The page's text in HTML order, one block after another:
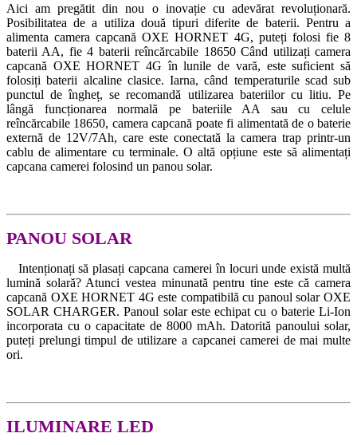
Aici am pregătit din nou o inovație cu adevărat revoluționară.
Posibilitatea de a utiliza două tipuri diferite de baterii. Pentru a
alimenta camera capcană OXE HORNET 4G, puteți folosi fie 8
baterii AA, fie 4 baterii reîncărcabile 18650 Când utilizați camera
capcană OXE HORNET 4G în lunile de vară, este suficient să
folosiți baterii alcaline clasice. Iarna, când temperaturile scad sub
punctul de îngheț, se recomandă utilizarea bateriilor cu litiu. Pe
lângă funcționarea normală pe bateriile AA sau cu celule
reîncărcabile 18650, camera capcană poate fi alimentată de o baterie
externă de 12V/7Ah, care este conectată la camera trap printr-un
cablu de alimentare cu terminale. O altă opțiune este să alimentați
capcana camerei folosind un panou solar.
PANOU SOLAR
Intenționați să plasați capcana camerei în locuri unde există multă
lumină solară? Atunci vestea minunată pentru tine este că camera
capcană OXE HORNET 4G este compatibilă cu panoul solar OXE
SOLAR CHARGER. Panoul solar este echipat cu o baterie Li-Ion
incorporata cu o capacitate de 8000 mAh. Datorită panoului solar,
puteți prelungi timpul de utilizare a capcanei camerei de mai multe
ori.
ILUMINARE LED